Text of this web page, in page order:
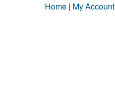
Home | My Account